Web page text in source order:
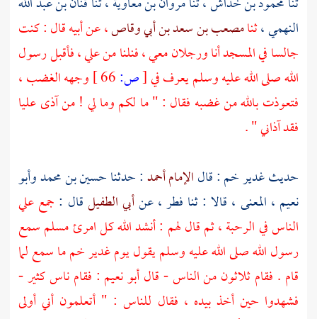
النهمي،ثنامصعب بن سعد بن أبي وقاص، عن أبيه قال : كنت
جالسا في المسجد أنا ورجلان معي ، فنلنا منعلي، فأقبل رسول
الله صلى الله عليه وسلم يعرف في[ص:
وجهه الغضب ،
فتعوذت بالله من غضبه فقال : " ما لكم وما لي ! من آذىعليا
فقد آذاني " .
حديثغدير خم: قالالإمام أحمد: حدثناحسين بن محمد وأبو
نعيم ، المعنى ، قالا : ثنا فطر، عنأبي الطفيلقال : جمععلي
الناس فيالرحبة، ثم قال لهم : أنشد الله كل امرئ مسلم سمع
رسول الله صلى الله عليه وسلم يقول يومغدير خمما سمع لما
قام . فقام ثلاثون من الناس - قالأبو نعيم : فقام ناس كثير -
فشهدوا حين أخذ بيده ، فقال للناس : " أتعلمون أني أولى